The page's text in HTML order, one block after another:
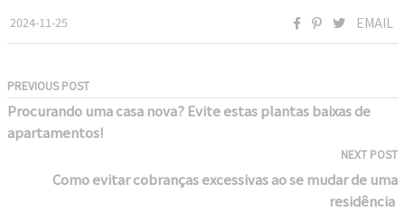
2024-11-25 EMAIL
PREVIOUS POST
Procurando uma casa nova? Evite estas plantas baixas de
apartamentos!
NEXT POST
Como evitar cobranças excessivas ao se mudar de uma
residência